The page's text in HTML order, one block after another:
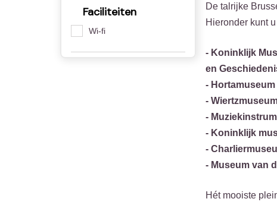
Faciliteiten
Wi-fi
De talrijke
Hieronder kunt
- Koninklijk
en
- Hortamuseum
-
-
- Koninklijk
-
- Museum van
Hét mooiste